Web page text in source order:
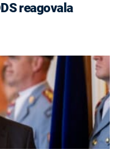
reagovala